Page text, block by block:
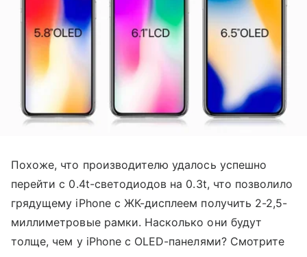
Похоже, что производителю удалось успешно
перейти с 0.4t-светодиодов на 0.3t, что позволило
грядущему iPhone c ЖК-дисплеем получить 2-2,5-
миллиметровые рамки. Насколько они будут
толще, чем у iPhone с OLED-панелями? Смотрите